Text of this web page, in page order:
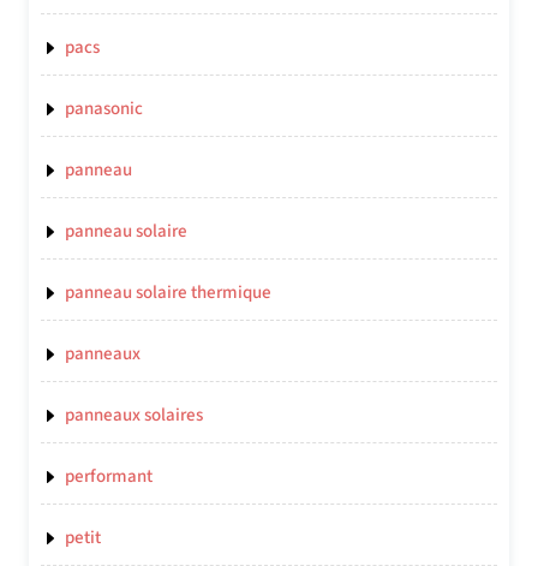
pacs
panasonic
panneau
panneau solaire
panneau solaire thermique
panneaux
panneaux solaires
performant
petit